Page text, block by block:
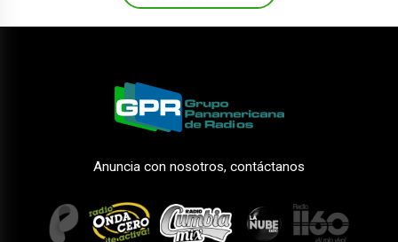
Anuncia con nosotros, contáctanos